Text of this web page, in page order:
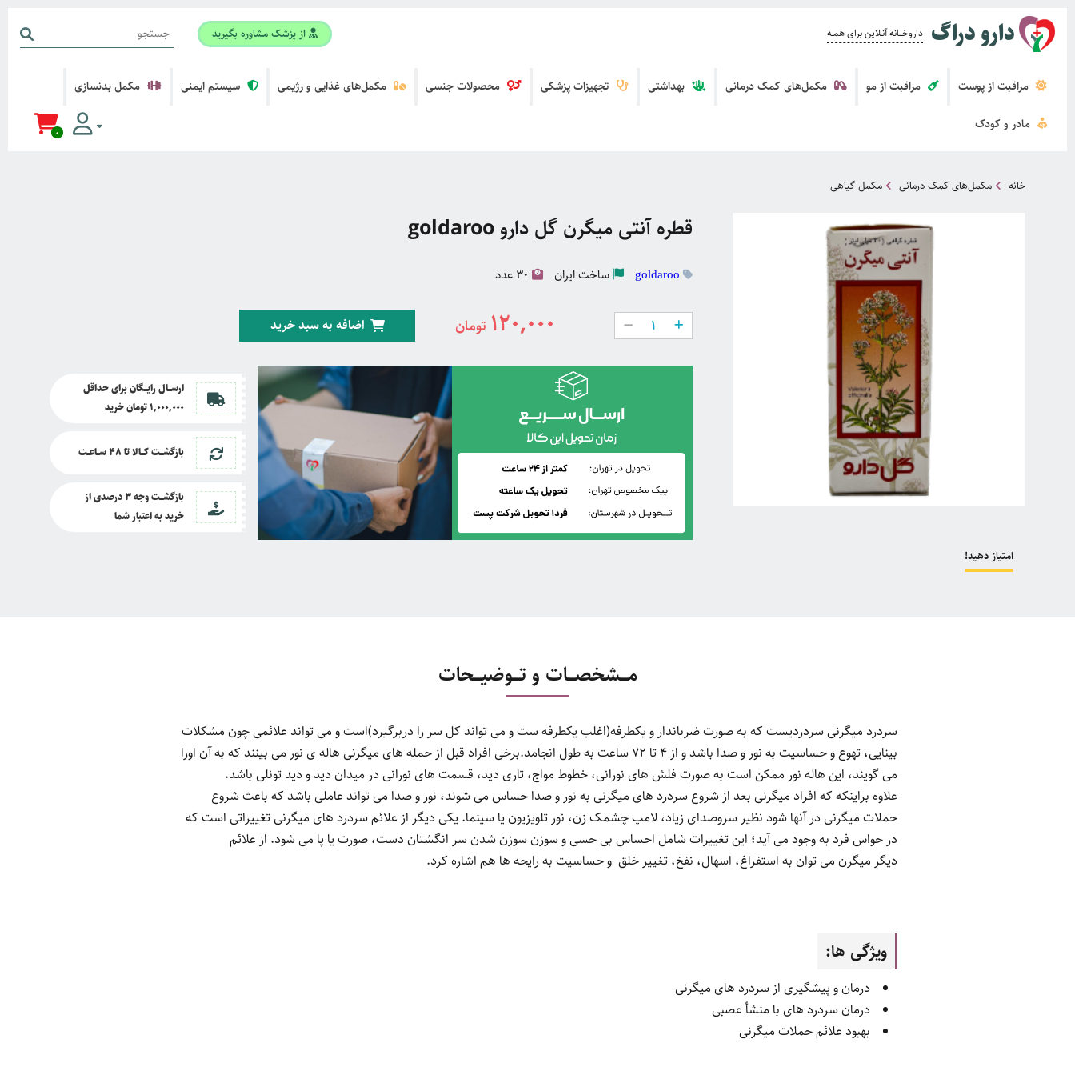
دارو دراگ داروخــــانه آنــلاین برای همــه از پزشک مشاوره بگیرید
0
مراقبت از پوست مراقبت از مو مکمل‌های کمک درمانی بهداشتی تجهیزات پزشکی محصولات جنسی مکمل‌های غذایی و رژیمی سیستم ایمنی مکمل بدنسازی
مادر و کودک
خانه مکمل‌های کمک درمانی مکمل گیاهی
امتیاز دهید!
قطره آنتی میگرن گل دارو goldaroo
goldaroo ساختایران
120,000 تومان اضافه به سبد خرید
ارســــال رایــــگان برای حداقل
1,000,000 تومان خرید
بازگشــــت کــــالا تا48 ســـاعـــت
بازگشــــت وجه 3 درصدی از
خرید به اعتبار شما
مـــشخصـــات و تـــوضیـــحات
سردرد میگرنی سردردیست که به صورت ضرباندار و یکطرفه(اغلب یکطرفه ست و می تواند کل سر را دربرگیرد)است و می تواند علائمی چون مشکلات
بینایی، تهوع و حساسیت به نور و صدا باشد و از 4 تا 72 ساعت به طول انجامد.برخی افراد قبل از حمله های میگرنی هاله ی نور می بینند که به آن اورا
می گویند، این هاله نور ممکن است به صورت فلش های نورانی، خطوط مواج، تاری دید، قسمت های نورانی در میدان دید و دید تونلی باشد.
علاوه براینکه که افراد میگرنی بعد از شروع سردرد های میگرنی به نور و صدا حساس می شوند، نور و صدا می تواند عاملی باشد که باعث شروع
حملات میگرنی در آنها شود نظیر سروصدای زیاد، لامپ چشمک زن، نور تلویزیون یا سینما. یکی دیگر از علائم سردرد های میگرنی تغییراتی است که
در حواس فرد به وجود می آید؛ این تغییرات شامل احساس بی حسی و سوزن سوزن شدن سر انگشتان دست، صورت یا پا می شود. از علائم
دیگر میگرن می توان به استفراغ، اسهال، نفخ، تغییر خلق و حساسیت به رایحه ها هم اشاره کرد.
ویژگی ها:
درمان و پیشگیری از سردرد های میگرنی
درمان سردرد های با منشأ عصبی
بهبود علائم حملات میگرنی